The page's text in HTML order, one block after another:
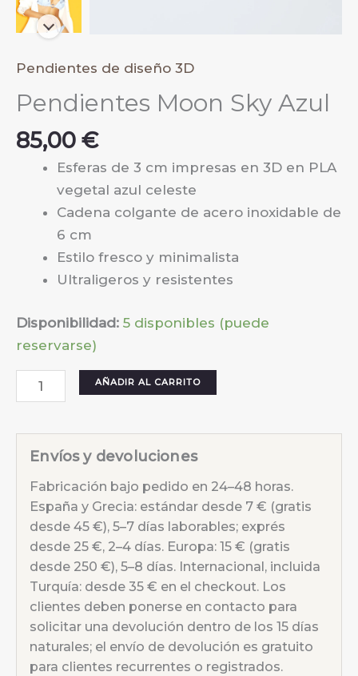
Pendientes de diseño 3D
Pendientes Moon Sky Azul
85,00 €
Esferas de 3 cm impresas en 3D en PLA
vegetal azul celeste
Cadena colgante de acero inoxidable de
6 cm
Estilo fresco y minimalista
Ultraligeros y resistentes
Disponibilidad: 5 disponibles (puede
reservarse)
Pendientes
Moon
Azul
AÑADIR AL CARRITO
Envíos y devoluciones
Fabricación bajo pedido en 24–48 horas.
España y Grecia: estándar desde 7 € (gratis
desde 45 €), 5–7 días laborables; exprés
desde 25 €, 2–4 días. Europa: 15 € (gratis
desde 250 €), 5–8 días. Internacional, incluida
Turquía: desde 35 € en el checkout. Los
clientes deben ponerse en contacto para
solicitar una devolución dentro de los 15 días
naturales; el envío de devolución es gratuito
para clientes recurrentes o registrados.